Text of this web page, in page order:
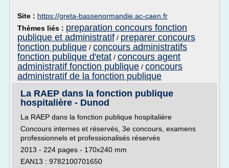
Site : https://greta-bassenormandie.ac-caen.fr
Thèmes liés : preparation concours fonction
publique et administratif / preparer concours
fonction publique / concours administratifs
fonction publique d'etat / concours agent
administratif fonction publique / concours
administratif de la fonction publique
La RAEP dans la fonction publique
hospitalière - Dunod
La RAEP dans la fonction publique hospitalière
Concours internes et réservés, 3e concours, examens
professionnels et professionalisés réservés
2013 - 224 pages - 170x240 mm
EAN13 : 9782100701650